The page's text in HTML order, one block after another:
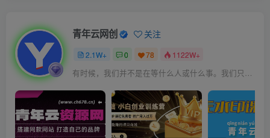
青年云网创 关注
2.1W+ 0 78 1122W+
有时候，我们并不是在等什么人或什么事。我们只是在静待岁月改变自己